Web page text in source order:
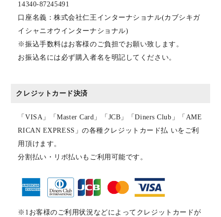
14340-87245491
口座名義：株式会社仁王インターナショナル(カブシキガ
イシャニオウインターナショナル)
※振込手数料はお客様のご負担でお願い致します。
お振込名には必ず購入者名を明記してください。
クレジットカード決済
「VISA」「Master Card」「JCB」「Diners Club」「AME
RICAN EXPRESS」の各種クレジットカード払 いをご利
用頂けます。
分割払い・リボ払いもご利用可能です。
※1お客様のご利用状況などによってクレジットカードが